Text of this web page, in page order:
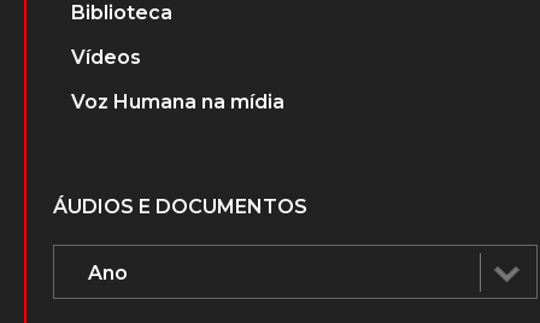
Biblioteca
Vídeos
Voz Humana na mídia
ÁUDIOS E DOCUMENTOS